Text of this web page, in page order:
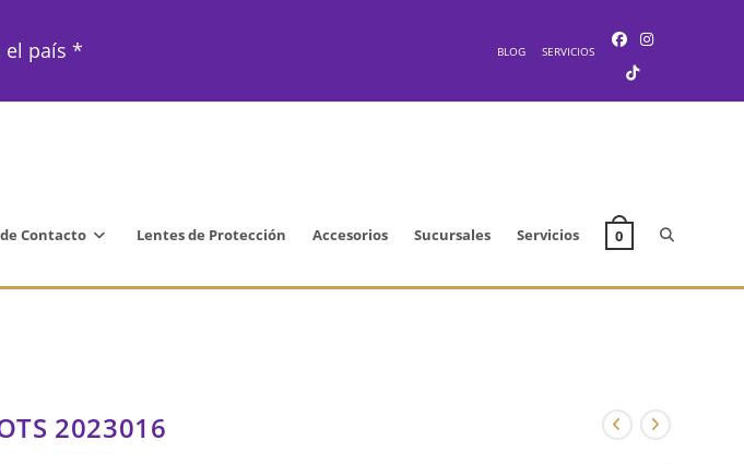
el país * BLOG SERVICIOS
Contacto Lentes de Protección Accesorios Sucursales Servicios 0 Alternar
2023016